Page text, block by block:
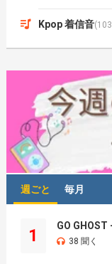
Kpop 着信音
週ごと 毎月
1
GO GHOST
38 聞く